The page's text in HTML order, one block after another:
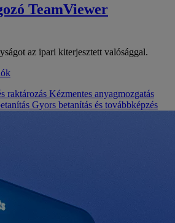
TeamViewer
az ipari kiterjesztett valósággal.
raktározás Kézmentes anyagmozgatás
Gyors betanítás és továbbképzés